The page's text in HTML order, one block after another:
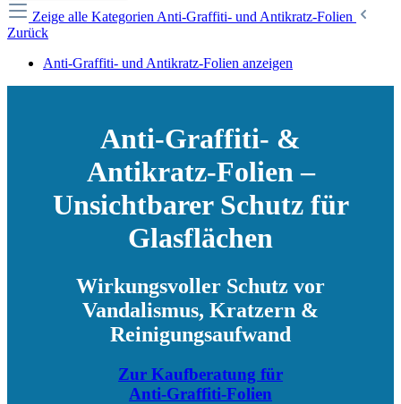
Zeige alle Kategorien Anti-Graffiti- und Antikratz-Folien
Zurück
Anti-Graffiti- und Antikratz-Folien anzeigen
Anti-Graffiti- &
Antikratz-Folien –
Unsichtbarer Schutz für
Glasflächen
Wirkungsvoller Schutz vor
Vandalismus, Kratzern &
Reinigungsaufwand
Zur Kaufberatung für
Anti-Graffiti-Folien